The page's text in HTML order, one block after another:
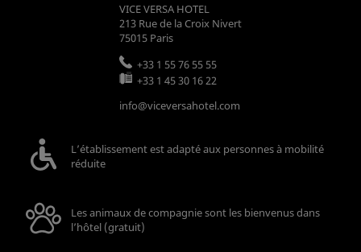
VICE VERSA HOTEL
213 Rue de la Croix Nivert
75015 Paris
+33 1 55 76 55 55
+33 1 45 30 16 22
info@viceversahotel.com
L’établissement est adapté aux personnes à mobilité
réduite
Les animaux de compagnie sont les bienvenus dans
l’hôtel (gratuit)